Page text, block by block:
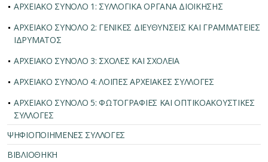
ΑΡΧΕΙΑΚΟ ΣΥΝΟΛΟ 1: ΣΥΛΛΟΓΙΚΑ ΟΡΓΑΝΑ ΔΙΟΙΚΗΣΗΣ
ΑΡΧΕΙΑΚΟ ΣΥΝΟΛΟ 2: ΓΕΝΙΚΕΣ ΔΙΕΥΘΥΝΣΕΙΣ ΚΑΙ ΓΡΑΜΜΑΤΕΙΕΣ
ΙΔΡΥΜΑΤΟΣ
ΑΡΧΕΙΑΚΟ ΣΥΝΟΛΟ 3: ΣΧΟΛΕΣ ΚΑΙ ΣΧΟΛΕΙΑ
ΑΡΧΕΙΑΚΟ ΣΥΝΟΛΟ 4: ΛΟΙΠΕΣ ΑΡΧΕΙΑΚΕΣ ΣΥΛΛΟΓΕΣ
ΑΡΧΕΙΑΚΟ ΣΥΝΟΛΟ 5: ΦΩΤΟΓΡΑΦΙΕΣ ΚΑΙ ΟΠΤΙΚΟΑΚΟΥΣΤΙΚΕΣ
ΣΥΛΛΟΓΕΣ
ΨΗΦΙΟΠΟΙΗΜΕΝΕΣ ΣΥΛΛΟΓΕΣ
ΒΙΒΛΙΟΘΗΚΗ